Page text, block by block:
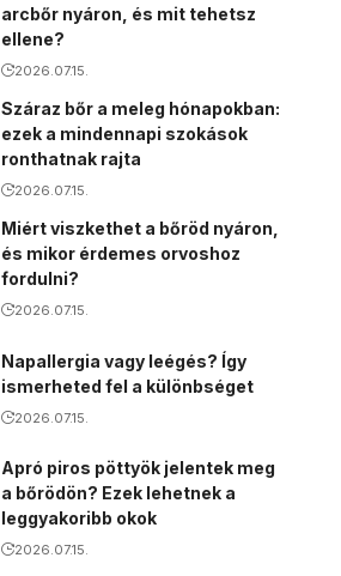
arcbőr nyáron, és mit tehetsz
ellene?
2026.07.15.
Száraz bőr a meleg hónapokban:
ezek a mindennapi szokások
ronthatnak rajta
2026.07.15.
Miért viszkethet a bőröd nyáron,
és mikor érdemes orvoshoz
fordulni?
2026.07.15.
Napallergia vagy leégés? Így
ismerheted fel a különbséget
2026.07.15.
Apró piros pöttyök jelentek meg
a bőrödön? Ezek lehetnek a
leggyakoribb okok
2026.07.15.